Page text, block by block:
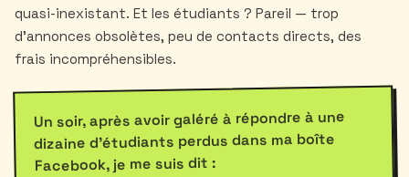
quasi-inexistant. Et les étudiants ? Pareil — trop
d'annonces obsolètes, peu de contacts directs, des
frais incompréhensibles.
Un soir, après avoir galéré à répondre à une
dizaine d'étudiants perdus dans ma boîte
Facebook, je me suis dit :